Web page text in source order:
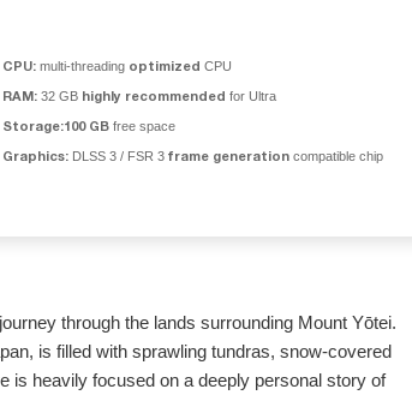
CPU: multi-threading optimized CPU
RAM: 32 GB highly recommended for Ultra
Storage:100 GB free space
Graphics: DLSS 3 / FSR 3 frame generation compatible chip
through the lands surrounding Mount Yōtei.
is filled with sprawling tundras, snow-covered
is heavily focused on a deeply personal story of